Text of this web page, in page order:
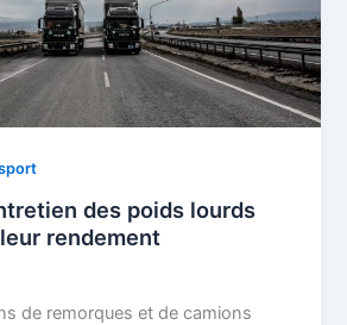
des poids lourds
rendement
de remorques et de camions